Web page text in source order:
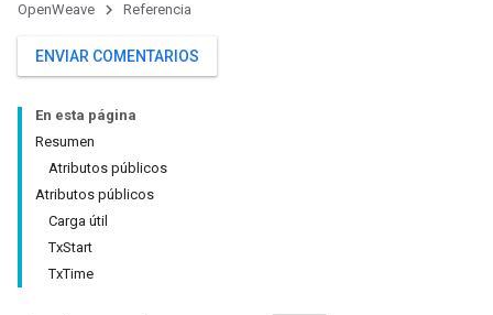
OpenWeave Referencia
ENVIAR COMENTARIOS
En esta página
Resumen
Atributos públicos
Atributos públicos
Carga útil
TxStart
TxTime